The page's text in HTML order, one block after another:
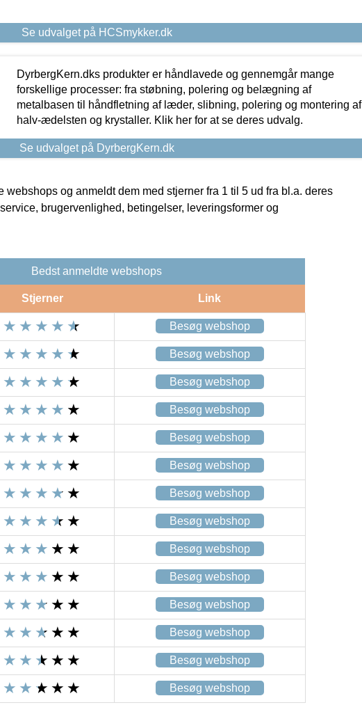
Se udvalget på HCSmykker.dk
DyrbergKern.dks produkter er håndlavede og gennemgår mange
forskellige processer: fra støbning, polering og belægning af
metalbasen til håndfletning af læder, slibning, polering og montering af
halv-ædelsten og krystaller. Klik her for at se deres udvalg.
Se udvalget på DyrbergKern.dk
og anmeldt dem med stjerner fra 1 til 5 ud fra bl.a. deres
brugervenlighed, betingelser, leveringsformer og
Bedst anmeldte webshops
Stjerner Link
Besøg webshop
Besøg webshop
Besøg webshop
Besøg webshop
Besøg webshop
Besøg webshop
Besøg webshop
Besøg webshop
Besøg webshop
Besøg webshop
Besøg webshop
Besøg webshop
Besøg webshop
Besøg webshop